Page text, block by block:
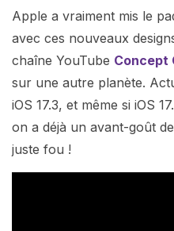
Apple a vraiment mis le
avec ces nouveaux
chaîne YouTube Concept
sur une autre planète.
iOS 17.3, et même si iOS
on a déjà un avant-goût
juste fou !